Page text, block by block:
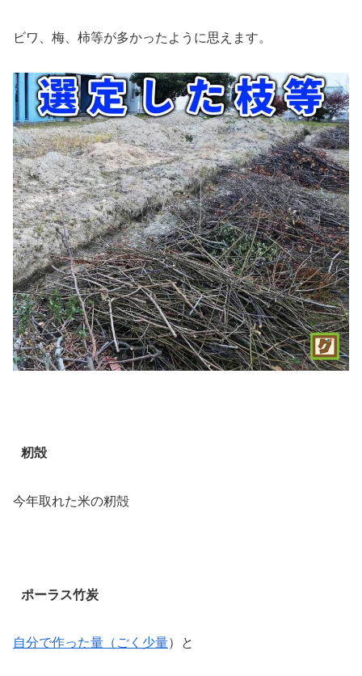
ビワ、梅、柿等が多かったように思えます。
籾殻
今年取れた米の籾殻
ポーラス竹炭
自分で作った量（ごく少量）と